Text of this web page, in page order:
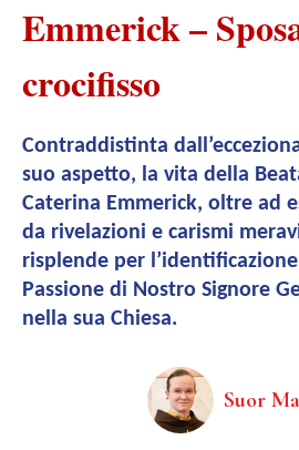
Emmerick –
crocifisso
Contraddistinta
suo aspetto, la vita della
Caterina Emmerick, oltre ad
da rivelazioni e carismi
risplende per
Passione di Nostro Signore
nella sua Chiesa.
Suor